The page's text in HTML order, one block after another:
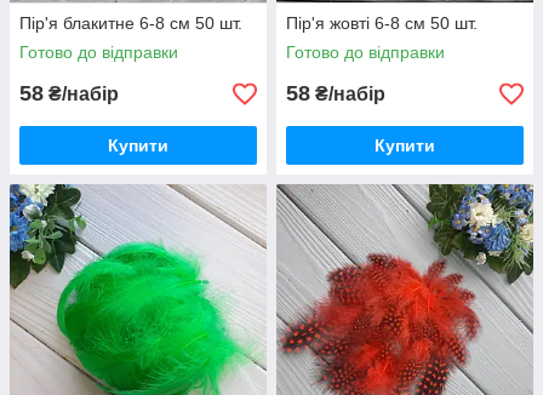
Пір'я блакитне 6-8 см 50 шт.
Готово до відправки
58 ₴/набір
Купити
Пір'я жовті 6-8 см 50 шт.
Готово до відправки
58 ₴/набір
Купити